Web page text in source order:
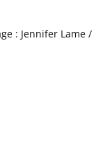
: Jennifer Lame /